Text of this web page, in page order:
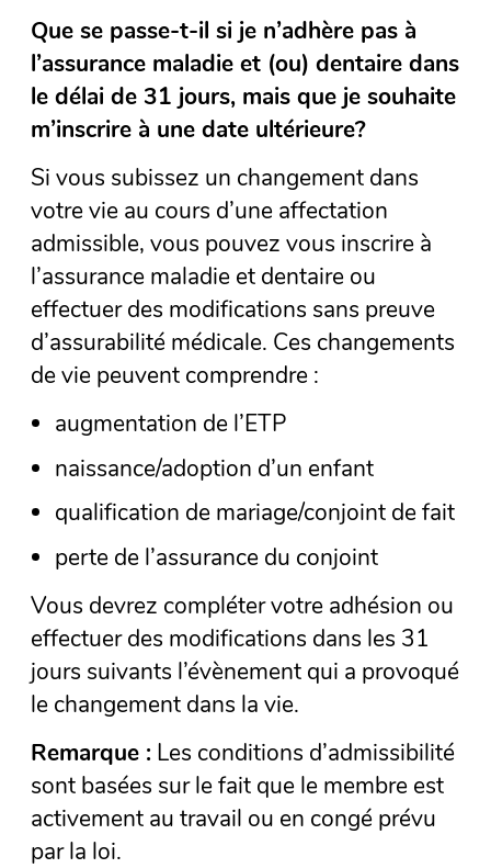
Que se passe-t-il si je n’adhère pas à
l’assurance maladie et (ou) dentaire dans
le délai de 31 jours, mais que je souhaite
m’inscrire à une date ultérieure?
Si vous subissez un changement dans
votre vie au cours d’une affectation
admissible, vous pouvez vous inscrire à
l’assurance maladie et dentaire ou
effectuer des modifications sans preuve
d’assurabilité médicale. Ces changements
de vie peuvent comprendre :
augmentation de l’ETP
naissance/adoption d’un enfant
qualification de mariage/conjoint de fait
perte de l’assurance du conjoint
Vous devrez compléter votre adhésion ou
effectuer des modifications dans les 31
jours suivants l’évènement qui a provoqué
le changement dans la vie.
Remarque : Les conditions d’admissibilité
sont basées sur le fait que le membre est
activement au travail ou en congé prévu
par la loi.